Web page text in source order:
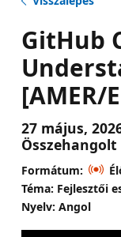
GitHub
[AMER/
27 május,
Formátum:
Téma: Fejlesztői
Nyelv: Angol